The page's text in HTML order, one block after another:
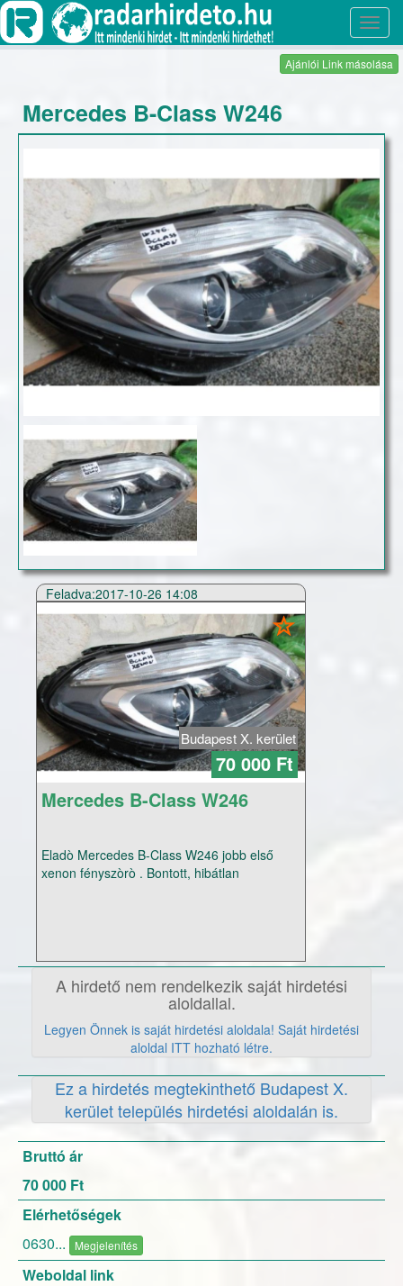
Ajánlói Link másolása
Mercedes B-Class W246
Feladva:2017-10-26 14:08
Budapest X. kerület
70 000 Ft
Mercedes B-Class W246
Eladò Mercedes B-Class W246 jobb első
xenon fényszòrò . Bontott, hibátlan
A hirdető nem rendelkezik saját hirdetési
aloldallal.
Legyen Önnek is saját hirdetési aloldala! Saját hirdetési
aloldal ITT hozható létre.
Ez a hirdetés megtekinthető Budapest X.
kerület település hirdetési aloldalán is.
Bruttó ár
70 000 Ft
Elérhetőségek
0630...
Megjelenítés
Weboldal link